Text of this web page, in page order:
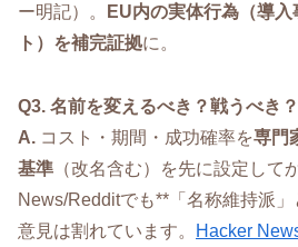
ー明記）。
EU内の実体行為（導
ト）を補完証拠に。
Q3. 名前を変えるべき？戦うべき？
A. コスト・期間・成功確率を専門
基準 （改名含む）を先に設定して
News/Redditでも**「名称維持派」
意見は割れています。
Hacker